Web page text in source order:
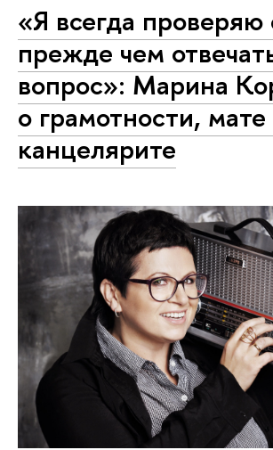
«Я всегда проверяю
прежде чем
вопрос»: Марина
о грамотности,
канцелярите